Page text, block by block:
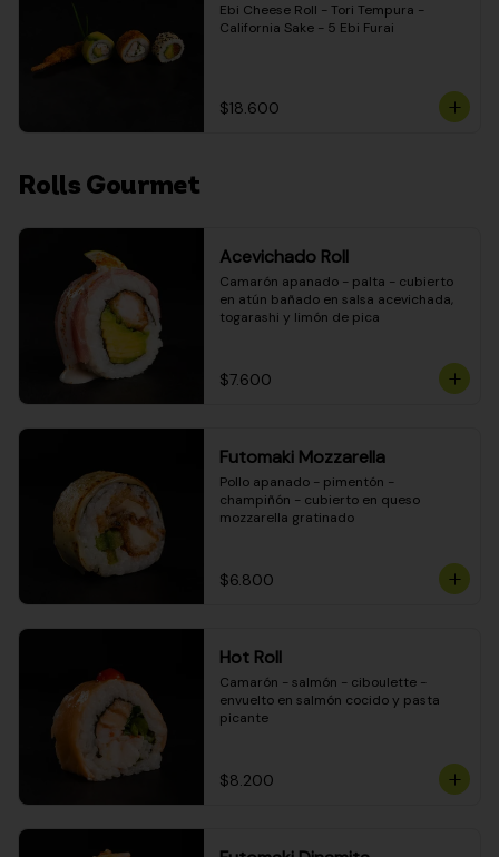
Ebi Cheese Roll - Tori Tempura -
California Sake - 5 Ebi Furai
$18.600
Rolls Gourmet
Acevichado Roll
Camarón apanado - palta - cubierto
en atún bañado en salsa acevichada,
togarashi y limón de pica
$7.600
Futomaki Mozzarella
Pollo apanado - pimentón -
champiñón - cubierto en queso
mozzarella gratinado
$6.800
Hot Roll
Camarón - salmón - ciboulette -
envuelto en salmón cocido y pasta
picante
$8.200